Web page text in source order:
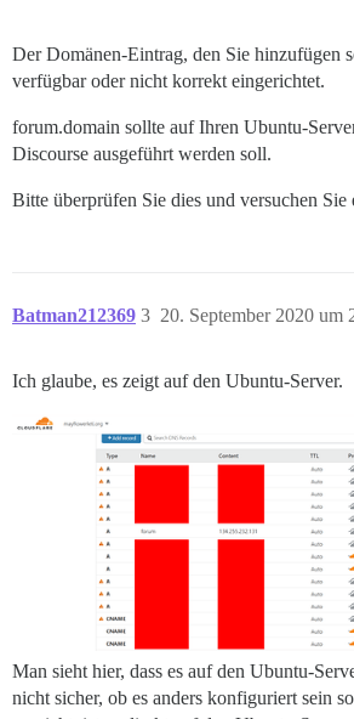
Der Domänen-Eintrag, den Sie hinzufügen
verfügbar oder nicht korrekt eingerichtet.
forum.domain sollte auf Ihren Ubuntu-
Discourse ausgeführt werden soll.
Bitte überprüfen Sie dies und versuchen Sie
Batman212369 20. September 2020 um
3
Ich glaube, es zeigt auf den Ubuntu-Server.
Man sieht hier, dass es auf den Ubuntu-
nicht sicher, ob es anders konfiguriert sein